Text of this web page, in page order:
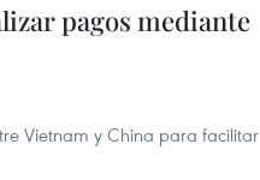
pagos mediante
Vietnam y China para facilitar